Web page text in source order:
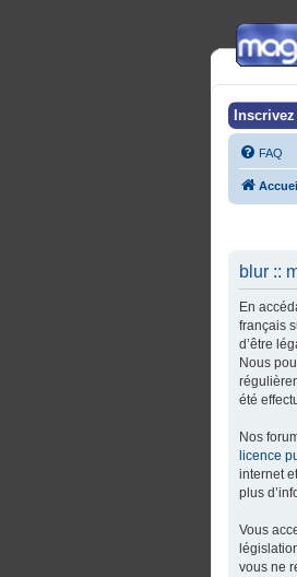
FAQ
blur ::
En
français
d’être
Nous
été
Nos
licence
internet
plus
Vous
vous ne